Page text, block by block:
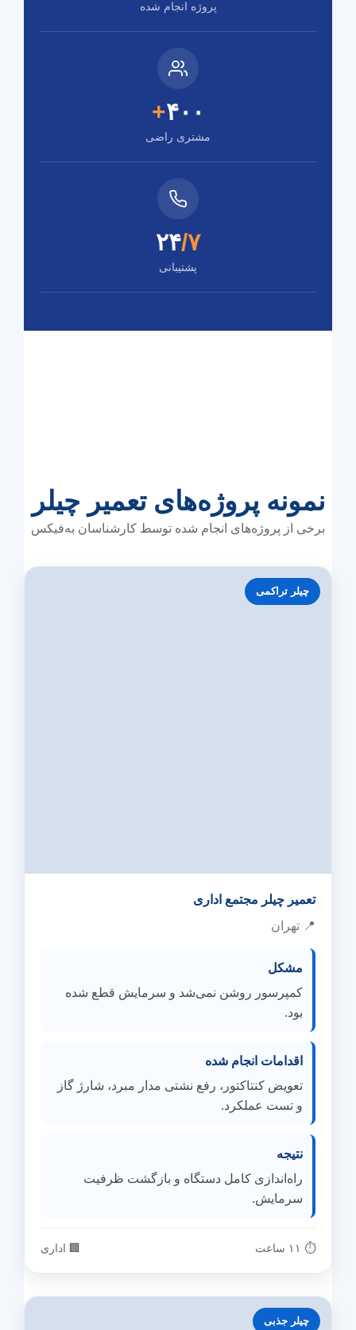
پروژه انجام شده
۴۰۰+
مشتری راضی
۲۴/۷
پشتیبانی
نمونه پروژه‌های تعمیر چیلر
برخی از پروژه‌های انجام شده توسط کارشناسان به‌فیکس
چیلر تراکمی
تعمیر چیلر مجتمع اداری
📍 تهران
مشکل
کمپرسور روشن نمی‌شد و سرمایش قطع شده
بود.
اقدامات انجام شده
تعویض کنتاکتور، رفع نشتی مدار مبرد، شارژ گاز
و تست عملکرد.
نتیجه
راه‌اندازی کامل دستگاه و بازگشت ظرفیت
سرمایش.
⏱ ۱۱ ساعت 🏢 اداری
چیلر جذبی